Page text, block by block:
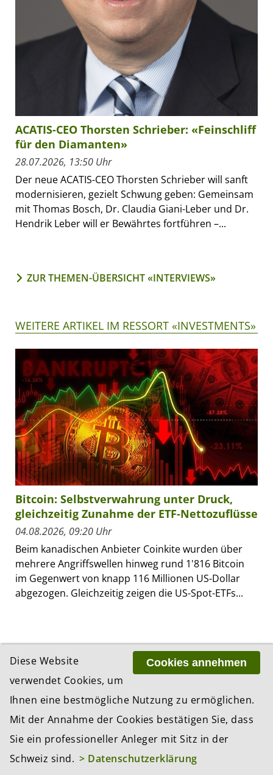
ACATIS-CEO Thorsten Schrieber: «Feinschliff
für den Diamanten»
28.07.2026, 13:50 Uhr
Der neue ACATIS-CEO Thorsten Schrieber will sanft
modernisieren, gezielt Schwung geben: Gemeinsam
mit Thomas Bosch, Dr. Claudia Giani-Leber und Dr.
Hendrik Leber will er Bewährtes fortführen –...
ZUR THEMEN-ÜBERSICHT «INTERVIEWS»
WEITERE ARTIKEL IM RESSORT «INVESTMENTS»
Bitcoin: Selbstverwahrung unter Druck,
gleichzeitig Zunahme der ETF-Nettozuflüsse
04.08.2026, 09:20 Uhr
Beim kanadischen Anbieter Coinkite wurden über
mehrere Angriffswellen hinweg rund 1'816 Bitcoin
im Gegenwert von knapp 116 Millionen US-Dollar
abgezogen. Gleichzeitig zeigen die US-Spot-ETFs...
Cookies annehmen
Diese Website
verwendet Cookies, um
Ihnen eine bestmögliche Nutzung zu ermöglichen.
Mit der Annahme der Cookies bestätigen Sie, dass
Sie ein professioneller Anleger mit Sitz in der
Schweiz sind. > Datenschutzerklärung